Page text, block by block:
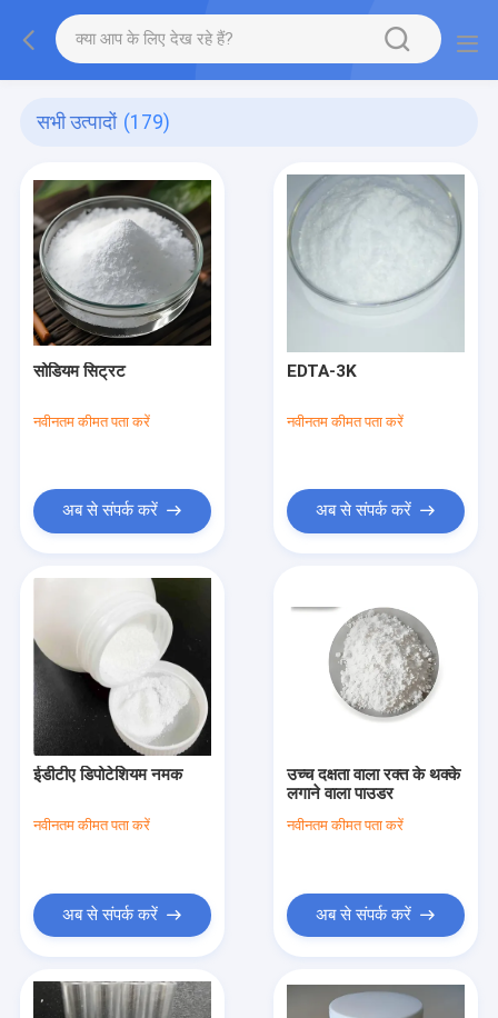
सभी उत्पादों (179)
सोडियम सिट्रट
नवीनतम कीमत पता करें
अब से संपर्क करें
EDTA-3K
नवीनतम कीमत पता करें
अब से संपर्क करें
ईडीटीए डिपोटेशियम नमक
नवीनतम कीमत पता करें
अब से संपर्क करें
उच्च दक्षता वाला रक्त के थक्के
लगाने वाला पाउडर
नवीनतम कीमत पता करें
अब से संपर्क करें